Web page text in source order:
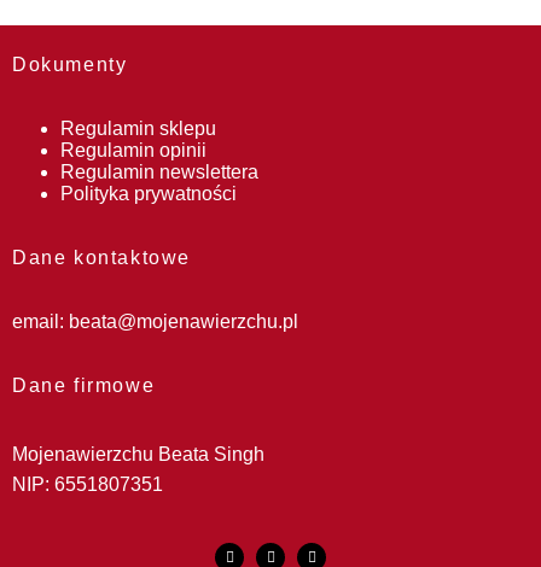
Dokumenty
Regulamin sklepu
Regulamin opinii
Regulamin newslettera
Polityka prywatności
Dane kontaktowe
email: beata@mojenawierzchu.pl
Dane firmowe
Mojenawierzchu Beata Singh
NIP: 6551807351